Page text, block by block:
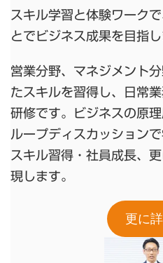
スキル学習と体験ワーク
とでビジネス成果を目指し
営業分野、マネジメント
たスキルを習得し、日常
研修です。ビジネスの原
ループディスカッション
スキル習得・社員成長、
現します。
更に